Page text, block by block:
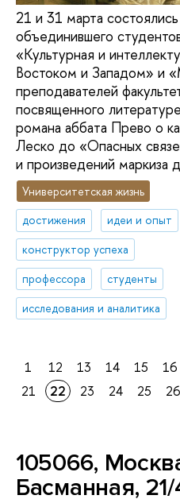
21 и 31 марта
объединившего
«Культурная и
Востоком и Западом» и
преподавателей
посвященного
романа аббата Прево о
Леско до «Опасных
и произведений маркиза
Университетская жизнь
достижения
идеи и опыт
конструктор успеха
профессора
студенты
исследования и аналитика
1 12 13 14 15 16
21
22 23 24 25 26
105066,
Басманная,